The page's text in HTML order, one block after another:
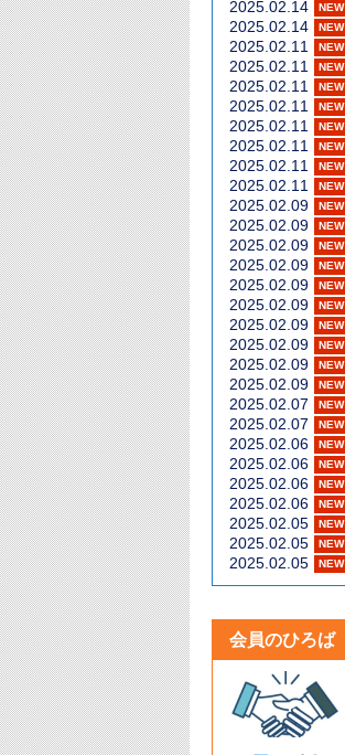
2025.02.14
NEW
2025.02.14
NEW
2025.02.11
NEW
2025.02.11
NEW
2025.02.11
NEW
2025.02.11
NEW
2025.02.11
NEW
2025.02.11
NEW
2025.02.11
NEW
2025.02.11
NEW
2025.02.09
NEW
2025.02.09
NEW
2025.02.09
NEW
2025.02.09
NEW
2025.02.09
NEW
2025.02.09
NEW
2025.02.09
NEW
2025.02.09
NEW
2025.02.09
NEW
2025.02.09
NEW
2025.02.07
NEW
2025.02.07
NEW
2025.02.06
NEW
2025.02.06
NEW
2025.02.06
NEW
2025.02.06
NEW
2025.02.05
NEW
2025.02.05
NEW
2025.02.05
NEW
会員のひろば